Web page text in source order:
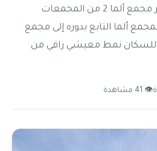
معلومات عن ألما 2 يعتبر مجمع ألما 2 من المجمعات
ألما التابع بدوره إلى مجمع
للسكان نمط معيشي راقي من
👁 41 مشاهدة